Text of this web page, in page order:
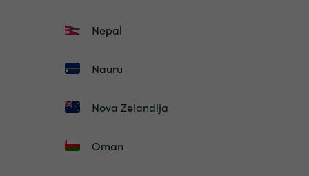
Nepal
Nauru
Nova Zelandija
Oman